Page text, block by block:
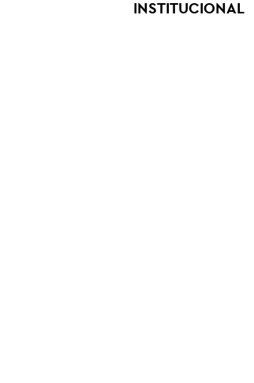
INSTITUCIONAL